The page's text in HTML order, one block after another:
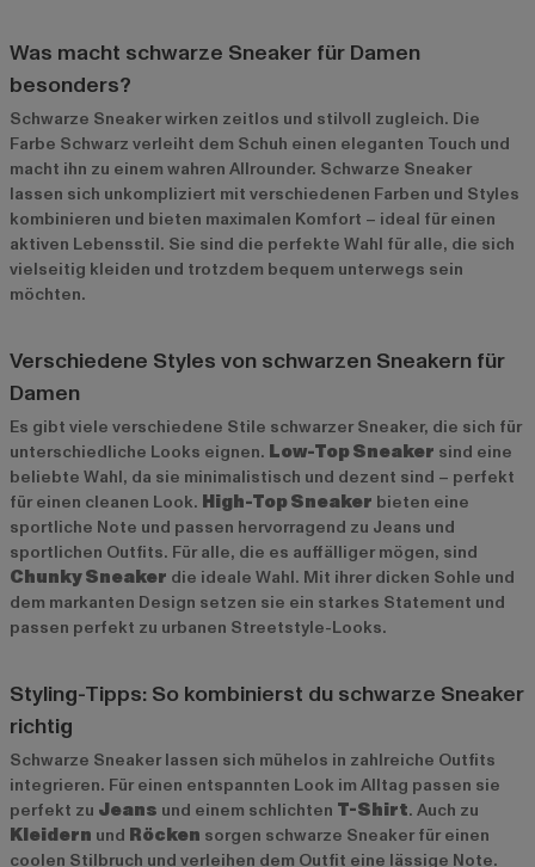
Was macht schwarze Sneaker für Damen
besonders?
Schwarze Sneaker wirken zeitlos und stilvoll zugleich. Die
Farbe Schwarz verleiht dem Schuh einen eleganten Touch und
macht ihn zu einem wahren Allrounder. Schwarze Sneaker
lassen sich unkompliziert mit verschiedenen Farben und Styles
kombinieren und bieten maximalen Komfort – ideal für einen
aktiven Lebensstil. Sie sind die perfekte Wahl für alle, die sich
vielseitig kleiden und trotzdem bequem unterwegs sein
möchten.
Verschiedene Styles von schwarzen Sneakern für
Damen
Es gibt viele verschiedene Stile schwarzer Sneaker, die sich für
unterschiedliche Looks eignen. Low-Top Sneaker sind eine
beliebte Wahl, da sie minimalistisch und dezent sind – perfekt
für einen cleanen Look. High-Top Sneaker bieten eine
sportliche Note und passen hervorragend zu Jeans und
sportlichen Outfits. Für alle, die es auffälliger mögen, sind
Chunky Sneaker die ideale Wahl. Mit ihrer dicken Sohle und
dem markanten Design setzen sie ein starkes Statement und
passen perfekt zu urbanen Streetstyle-Looks.
Styling-Tipps: So kombinierst du schwarze Sneaker
richtig
Schwarze Sneaker lassen sich mühelos in zahlreiche Outfits
integrieren. Für einen entspannten Look im Alltag passen sie
perfekt zu Jeans und einem schlichten T-Shirt. Auch zu
Kleidern und Röcken sorgen schwarze Sneaker für einen
coolen Stilbruch und verleihen dem Outfit eine lässige Note.